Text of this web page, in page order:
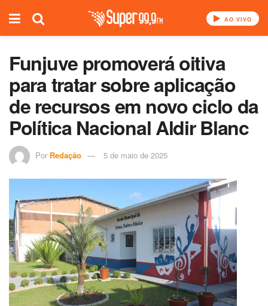
AO VIVO
Funjuve promoverá oitiva
para tratar sobre aplicação
de recursos em novo ciclo da
Política Nacional Aldir Blanc
Por Redação 5 de maio de 2025